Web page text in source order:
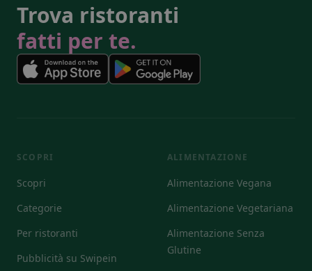
Trova ristoranti
fatti per te.
SCOPRI
Scopri
Categorie
Per ristoranti
Pubblicità su Swipein
ALIMENTAZIONE
Alimentazione Vegana
Alimentazione Vegetariana
Alimentazione Senza
Glutine